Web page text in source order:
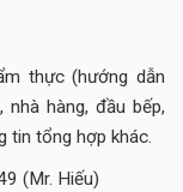
thực (hướng dẫn
hàng, đầu bếp,
tin tổng hợp khác.
(Mr. Hiếu)